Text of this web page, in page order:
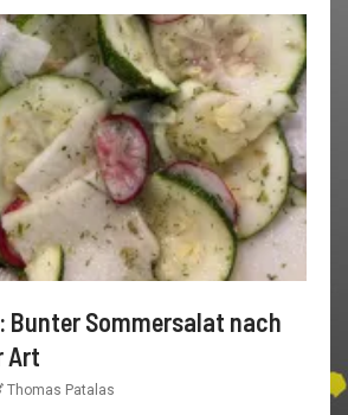
Bunter Sommersalat nach
Art
Thomas Patalas